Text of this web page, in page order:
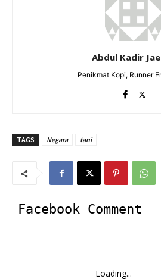
Abdul Kadir
Penikmat Kopi, Runner
TAGS Negara tani
Facebook Comment
Loading...